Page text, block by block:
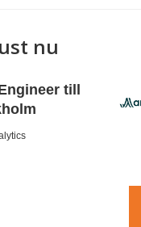
nu
till